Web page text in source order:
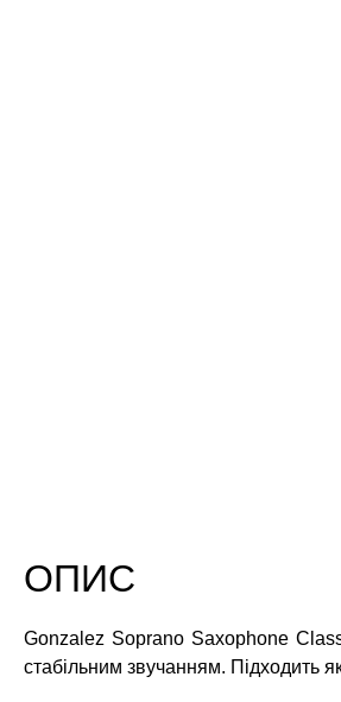
ОПИС
Gonzalez Soprano Saxophone
стабільним звучанням. Підходить